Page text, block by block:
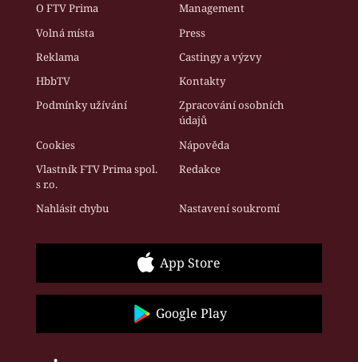
O FTV Prima
Management
Volná místa
Press
Reklama
Castingy a výzvy
HbbTV
Kontakty
Podmínky užívání
Zpracování osobních
údajů
Cookies
Nápověda
Vlastník FTV Prima spol.
s r.o.
Redakce
Nahlásit chybu Nastavení soukromí
App Store
Google Play